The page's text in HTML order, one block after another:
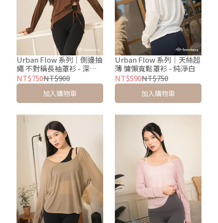
Urban Flow 系列｜側邊抽
繩 不對稱長袖罩衫 - 深褐
棕
NT$750NT$900
加入購物車
Urban Flow 系列｜天絲超
薄 慵懶寬鬆罩衫 - 純淨白
NT$590NT$750
加入購物車